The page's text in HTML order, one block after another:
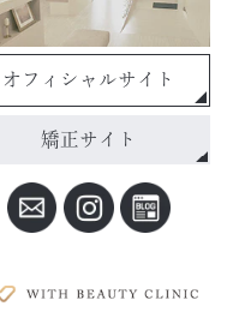
オフィシャルサイト
矯正サイト